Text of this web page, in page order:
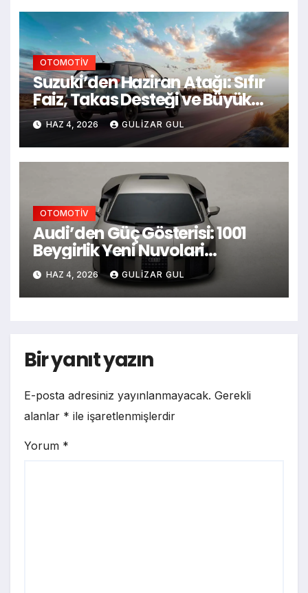
OTOMOTİV
Suzuki’den Haziran Atağı: Sıfır
Faiz, Takas Desteği ve Büyük
İndirimler!
HAZ 4, 2026 GULIZAR GUL
OTOMOTİV
Audi’den Güç Gösterisi: 1001
Beygirlik Yeni Nuvolari
Sahneye Çıkıyor!
HAZ 4, 2026 GULIZAR GUL
Bir yanıt yazın
E-posta adresiniz yayınlanmayacak. Gerekli
alanlar * ile işaretlenmişlerdir
Yorum *